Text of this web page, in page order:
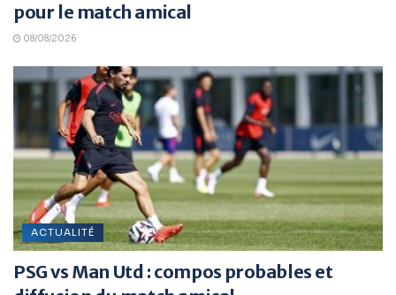
pour le match amical
08/08/2026
ACTUALITÉ
PSG vs Man Utd : compos probables et